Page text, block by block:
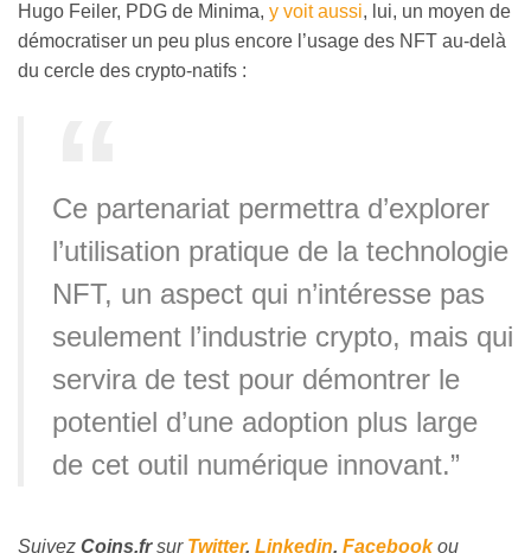
Hugo Feiler, PDG de Minima, y voit aussi, lui, un moyen de
démocratiser un peu plus encore l’usage des NFT au-delà
du cercle des crypto-natifs :
Ce partenariat permettra d’explorer
l’utilisation pratique de la technologie
NFT, un aspect qui n’intéresse pas
seulement l’industrie crypto, mais qui
servira de test pour démontrer le
potentiel d’une adoption plus large
de cet outil numérique innovant.”
Suivez Coins.frsur Twitter, Linkedin, Facebookou